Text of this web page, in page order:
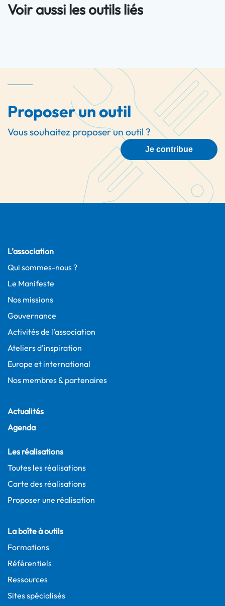
Voir aussi les outils liés
Proposer un outil
Vous souhaitez proposer un outil ?
Je contribue
L’association
Qui sommes-nous ?
Le Manifeste
Nos missions
Gouvernance
Activités de l’association
Ateliers d’inspiration
Europe et international
Nos membres & partenaires
Actualités
Agenda
Les réalisations
Toutes les réalisations
Carte des réalisations
Proposer une réalisation
La boîte à outils
Formations
Référentiels
Ressources
Sites spécialisés